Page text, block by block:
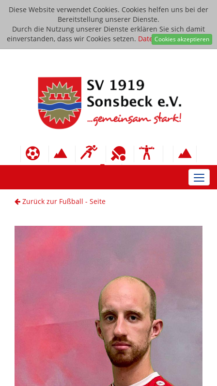
Diese Website verwendet Cookies. Cookies helfen uns bei der
Bereitstellung unserer Dienste.
Durch die Nutzung unserer Dienste erklären Sie sich damit
einverstanden, dass wir Cookies setzen. Datenschutzerklärung
Cookies akzeptieren
Zurück zur Fußball - Seite